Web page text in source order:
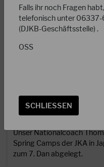
23.04.2023
Herzlichen
Sensei!
Unser Nationalcoach
Spring Camps der JKA in
zum 7. Dan abgelegt.
Falls ihr noch Fragen
telefonisch unter 06337-
(DJKB-Geschäftsstelle) .
OSS
SCHLIESSEN